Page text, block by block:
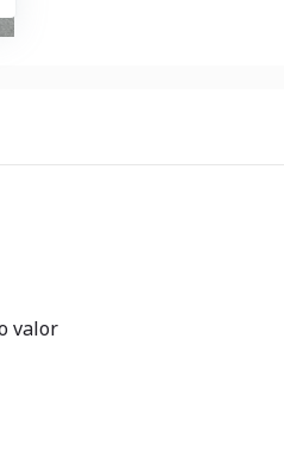
valor